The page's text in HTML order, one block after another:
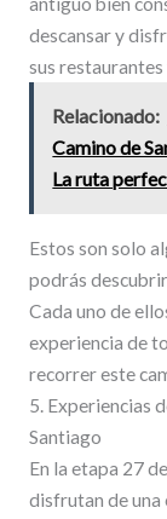
descansar y
sus
Relacionado:
Camino de
La ruta
Estos son solo
podrás
Cada uno de
experiencia de
recorrer este
5. Experiencias
Santiago
En la etapa 27
disfrutan de una